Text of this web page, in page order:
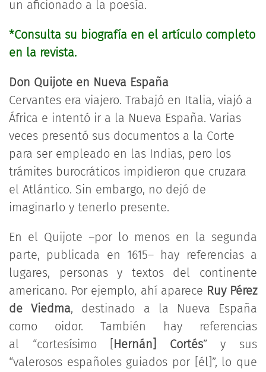
un aficionado a la poesía.
*Consulta su biografía en el artículo completo
en la revista.
Don Quijote en Nueva España
Cervantes era viajero. Trabajó en Italia, viajó a
África e intentó ir a la Nueva España. Varias
veces presentó sus documentos a la Corte
para ser empleado en las Indias, pero los
trámites burocráticos impidieron que cruzara
el Atlántico. Sin embargo, no dejó de
imaginarlo y tenerlo presente.
En el Quijote –por lo menos en la segunda
parte, publicada en 1615– hay referencias a
lugares, personas y textos del continente
americano. Por ejemplo, ahí aparece Ruy Pérez
de Viedma, destinado a la Nueva España
como oidor. También hay referencias
al “cortesísimo [ Hernán] Cortés” y sus
“valerosos españoles guiados por [él]”, lo que